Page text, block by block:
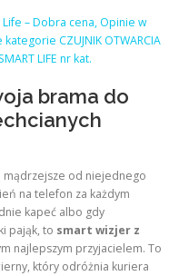
– Dobra cena, Opinie w
CZUJNIK OTWARCIA
LIFE nr kat.
brama do
mądrzejsze od niejednego
na telefon za każdym
kapeć albo gdy
pająk, to smart wizjer z
najlepszym przyjacielem. To
który odróżnia kuriera